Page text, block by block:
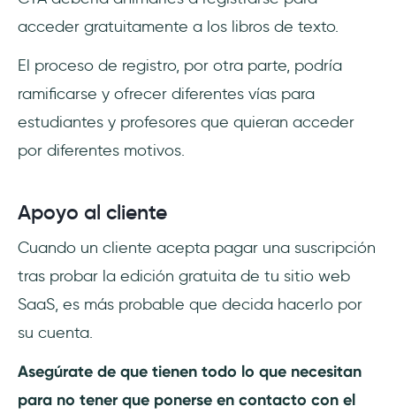
acceder gratuitamente a los libros de texto.
El proceso de registro, por otra parte, podría
ramificarse y ofrecer diferentes vías para
estudiantes y profesores que quieran acceder
por diferentes motivos.
Apoyo al cliente
Cuando un cliente acepta pagar una suscripción
tras probar la edición gratuita de tu sitio web
SaaS, es más probable que decida hacerlo por
su cuenta.
Asegúrate de que tienen todo lo que necesitan
para no tener que ponerse en contacto con el